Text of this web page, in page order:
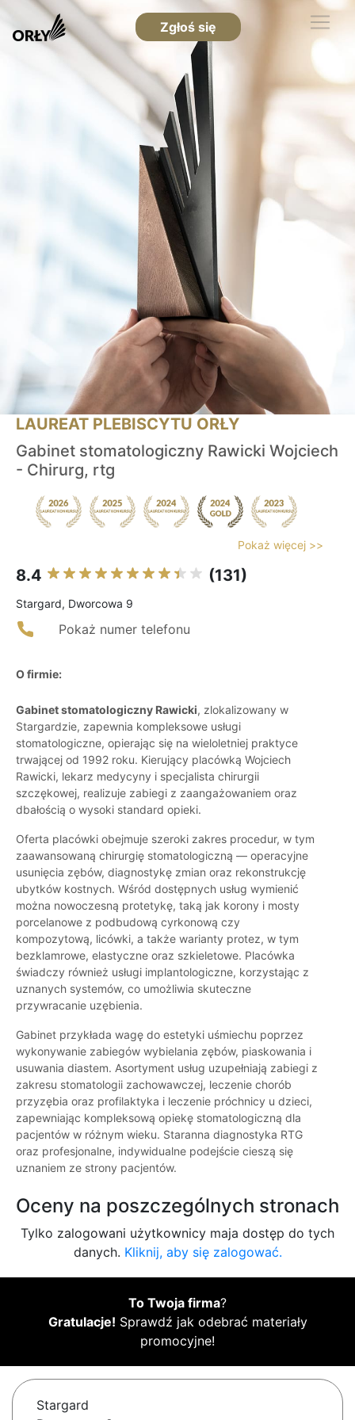
Zgłoś się
LAUREAT PLEBISCYTU ORŁY
Gabinet stomatologiczny Rawicki Wojciech
- Chirurg, rtg
Pokaż więcej >>
8.4 (131)
Stargard, Dworcowa 9
Pokaż numer telefonu
O firmie:
Gabinet stomatologiczny Rawicki, zlokalizowany w
Stargardzie, zapewnia kompleksowe usługi
stomatologiczne, opierając się na wieloletniej praktyce
trwającej od 1992 roku. Kierujący placówką Wojciech
Rawicki, lekarz medycyny i specjalista chirurgii
szczękowej, realizuje zabiegi z zaangażowaniem oraz
dbałością o wysoki standard opieki.
Oferta placówki obejmuje szeroki zakres procedur, w tym
zaawansowaną chirurgię stomatologiczną — operacyjne
usunięcia zębów, diagnostykę zmian oraz rekonstrukcję
ubytków kostnych. Wśród dostępnych usług wymienić
można nowoczesną protetykę, taką jak korony i mosty
porcelanowe z podbudową cyrkonową czy
kompozytową, licówki, a także warianty protez, w tym
bezklamrowe, elastyczne oraz szkieletowe. Placówka
świadczy również usługi implantologiczne, korzystając z
uznanych systemów, co umożliwia skuteczne
przywracanie uzębienia.
Gabinet przykłada wagę do estetyki uśmiechu poprzez
wykonywanie zabiegów wybielania zębów, piaskowania i
usuwania diastem. Asortyment usług uzupełniają zabiegi z
zakresu stomatologii zachowawczej, leczenie chorób
przyzębia oraz profilaktyka i leczenie próchnicy u dzieci,
zapewniając kompleksową opiekę stomatologiczną dla
pacjentów w różnym wieku. Staranna diagnostyka RTG
oraz profesjonalne, indywidualne podejście cieszą się
uznaniem ze strony pacjentów.
Oceny na poszczególnych stronach
Tylko zalogowani użytkownicy maja dostęp do tych
danych. Kliknij, aby się zalogować.
To Twoja firma?
Gratulacje! Sprawdź jak odebrać materiały
promocyjne!
Stargard